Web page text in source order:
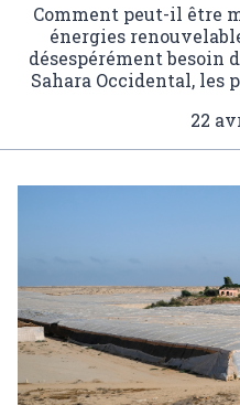
Comment peut-il être
énergies
désespérément besoin
Sahara Occidental, les
22